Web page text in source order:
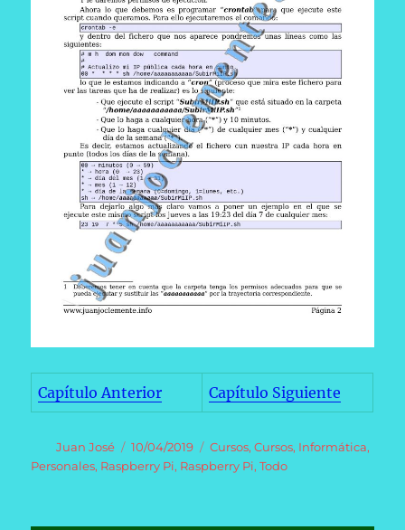
Capítulo Anterior Capítulo Siguiente
Autor
Juan José
Publicado
el
10/04/2019 Categorías
Cursos,Cursos, Informática,
Personales, Raspberry Pi, Raspberry Pi,Todo